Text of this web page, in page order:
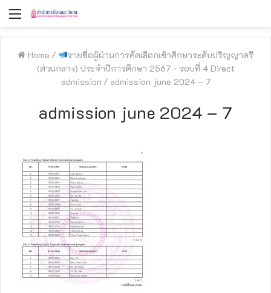
Menu
Home /
รายชื่อผู้ผ่านการคัดเลือกเข้าศึกษาระดับปริญญาตรี
(ส่วนกลาง) ประจำปีการศึกษา 2567 - รอบที่ 4 Direct
admission / admission june 2024 – 7
admission june 2024 – 7